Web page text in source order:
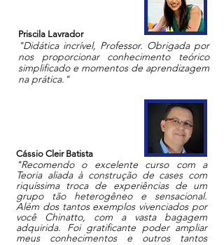
Priscila Lavrador
"Didática incrível, Professor. Obrigada por
nos proporcionar conhecimento teórico
simplificado e momentos de aprendizagem
na prática."
Cássio Cleir Batista
"Recomendo o excelente curso com a
Teoria aliada à construção de cases com
riquíssima troca de experiências de um
grupo tão heterogêneo e sensacional.
Além dos tantos exemplos vivenciados por
você Chinatto, com a vasta bagagem
adquirida. Foi gratificante poder ampliar
meus conhecimentos e outros tantos